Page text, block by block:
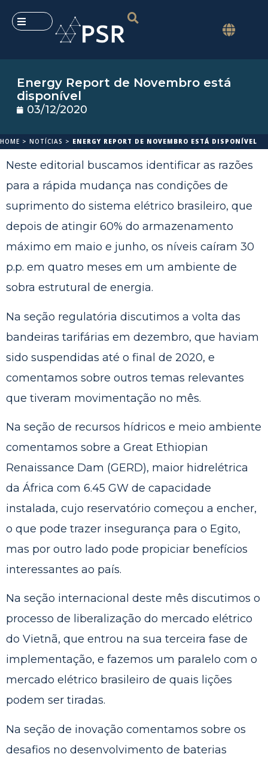
Energy Report de Novembro está
disponível
03/12/2020
HOME > NOTÍCIAS > ENERGY REPORT DE NOVEMBRO ESTÁ DISPONÍVEL
Neste editorial buscamos identificar as razões
para a rápida mudança nas condições de
suprimento do sistema elétrico brasileiro, que
depois de atingir 60% do armazenamento
máximo em maio e junho, os níveis caíram 30
p.p. em quatro meses em um ambiente de
sobra estrutural de energia.
Na seção regulatória discutimos a volta das
bandeiras tarifárias em dezembro, que haviam
sido suspendidas até o final de 2020, e
comentamos sobre outros temas relevantes
que tiveram movimentação no mês.
Na seção de recursos hídricos e meio ambiente
comentamos sobre a Great Ethiopian
Renaissance Dam (GERD), maior hidrelétrica
da África com 6.45 GW de capacidade
instalada, cujo reservatório começou a encher,
o que pode trazer insegurança para o Egito,
mas por outro lado pode propiciar benefícios
interessantes ao país.
Na seção internacional deste mês discutimos o
processo de liberalização do mercado elétrico
do Vietnã, que entrou na sua terceira fase de
implementação, e fazemos um paralelo com o
mercado elétrico brasileiro de quais lições
podem ser tiradas.
Na seção de inovação comentamos sobre os
desafios no desenvolvimento de baterias